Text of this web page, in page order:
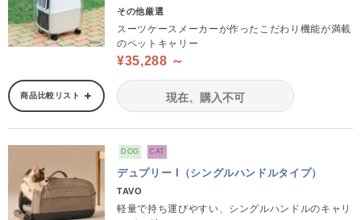
その他厳選
スーツケースメーカーが作ったこだわり機能が満載
のペットキャリー
¥35,288 ～
商品比較リスト 現在、購入不可
DOG CAT
デュプリー I（シングルハンドルタイプ）
TAVO
軽量で持ち運びやすい、シングルハンドルのキャリ